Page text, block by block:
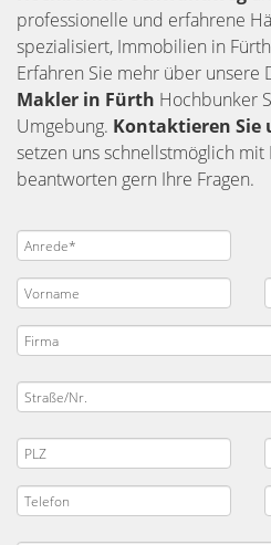
professionelle und erfahrene
spezialisiert, Immobilien in
Erfahren Sie mehr über unsere
Makler in Fürth Hochbunker
Umgebung. Kontaktieren Sie
setzen uns schnellstmöglich
beantworten gern Ihre Fragen.